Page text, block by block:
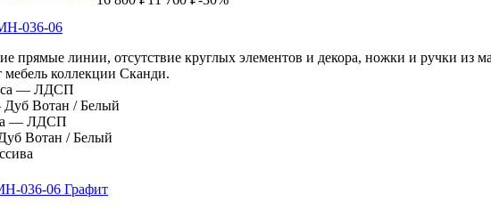
036-06
прямые линии, отсутствие круглых элементов и декора, ножки и ручки из
мебель коллекции Сканди.
— ЛДСП
Вотан / Белый
— ЛДСП
Вотан / Белый
036-06 Графит